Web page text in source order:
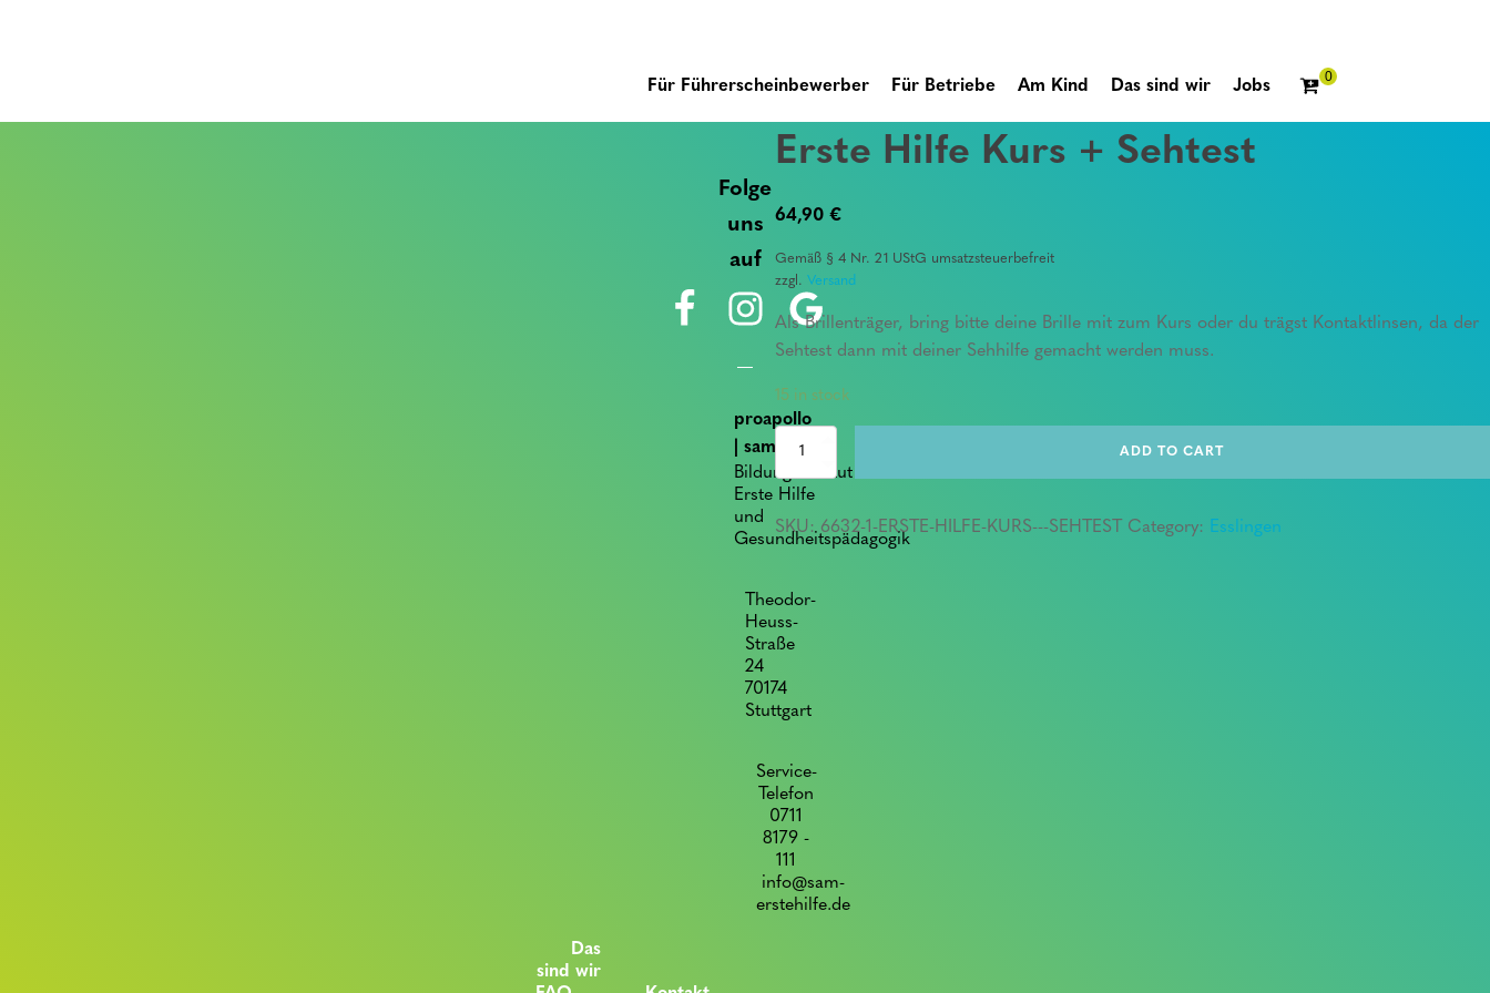
Für Führerscheinbewerber Für Betriebe Am Kind Das sind wir Jobs
Erste Hilfe Kurs + Sehtest
64,90 €
Gemäß § 4 Nr. 21 UStG umsatzsteuerbefreit
zzgl. Versand
Als Brillenträger, bring bitte deine Brille mit zum Kurs oder du trägst Kontaktlinsen, da der
Sehtest dann mit deiner Sehhilfe gemacht werden muss.
15 in stock
Erste
Kurs
Sehtest
ADD TO CART
SKU: 6632-1-ERSTE-HILFE-KURS---SEHTEST Category: Esslingen
Folge
uns
auf
proapollo
| sam
Bildungsinstitut für
Erste Hilfe
und
Gesundheitspädagogik
Theodor-
Heuss-
Straße
24
70174
Stuttgart
Service-
Telefon
0711
8179 -
111
info@sam-
erstehilfe.de
Das
sind wir